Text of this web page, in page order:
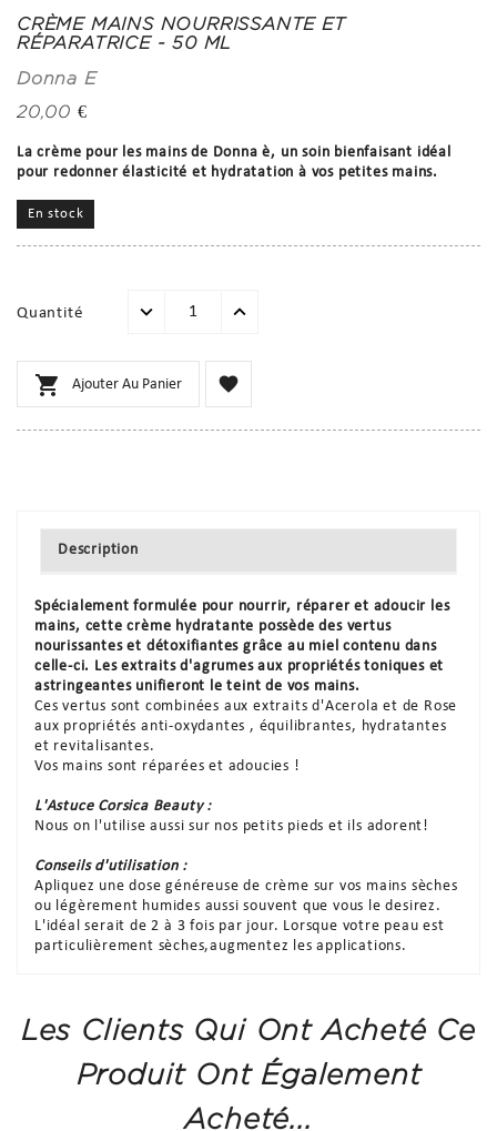
CRÈME MAINS NOURRISSANTE ET
RÉPARATRICE - 50 ML
Donna E
20,00 €
La crème pour les mains de Donna è, un soin bienfaisant idéal
pour redonner élasticité et hydratation à vos petites mains.
En stock
Quantité
 Ajouter Au Panier 
Description
Spécialement formulée pour nourrir, réparer et adoucir les
mains, cette crème hydratante possède des vertus
nourissantes et détoxifiantes grâce au miel contenu dans
celle-ci. Les extraits d'agrumes aux propriétés toniques et
astringeantes unifieront le teint de vos mains.
Ces vertus sont combinées aux extraits d'Acerola et de Rose
aux propriétés anti-oxydantes , équilibrantes, hydratantes
et revitalisantes.
Vos mains sont réparées et adoucies !
L'Astuce Corsica Beauty :
Nous on l'utilise aussi sur nos petits pieds et ils adorent!
Conseils d'utilisation :
Apliquez une dose généreuse de crème sur vos mains sèches
ou légèrement humides aussi souvent que vous le desirez.
L'idéal serait de 2 à 3 fois par jour. Lorsque votre peau est
particulièrement sèches,augmentez les applications.
Les Clients Qui Ont Acheté Ce
Produit Ont Également
Acheté...